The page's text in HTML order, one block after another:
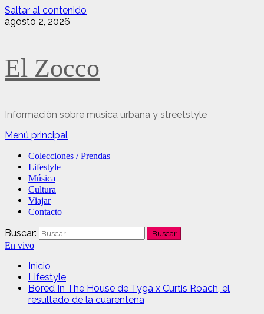
Saltar al contenido
agosto 2, 2026
El Zocco
Información sobre música urbana y streetstyle
Menú principal
Colecciones / Prendas
Lifestyle
Música
Cultura
Viajar
Contacto
Buscar:
En vivo
Inicio
Lifestyle
Bored In The House de Tyga x Curtis Roach, el
resultado de la cuarentena